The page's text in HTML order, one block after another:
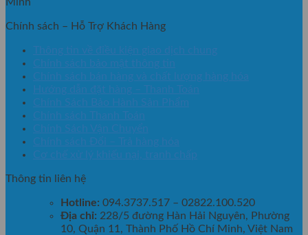
Chính sách – Hỗ Trợ Khách Hàng
Thông tin về điều kiện giao dịch chung
Chính sách bảo mật thông tin
Chính sách bán hàng và chất lượng hàng hóa
Hướng dẫn đặt hàng – Thanh Toán
Chính Sách Bảo Hành Sản Phẩm
Chính sách Thanh Toán
Chính Sách Vận Chuyển
Chính sách Đổi – Trả hàng hóa
Cơ chế xử lý khiếu nại, tranh chấp
Thông tin liên hệ
Hotline: 094.3737.517 – 02822.100.520
Địa chỉ: 228/5 đường Hàn Hải Nguyên, Phường
10, Quận 11, Thành Phố Hồ Chí Minh, Việt Nam